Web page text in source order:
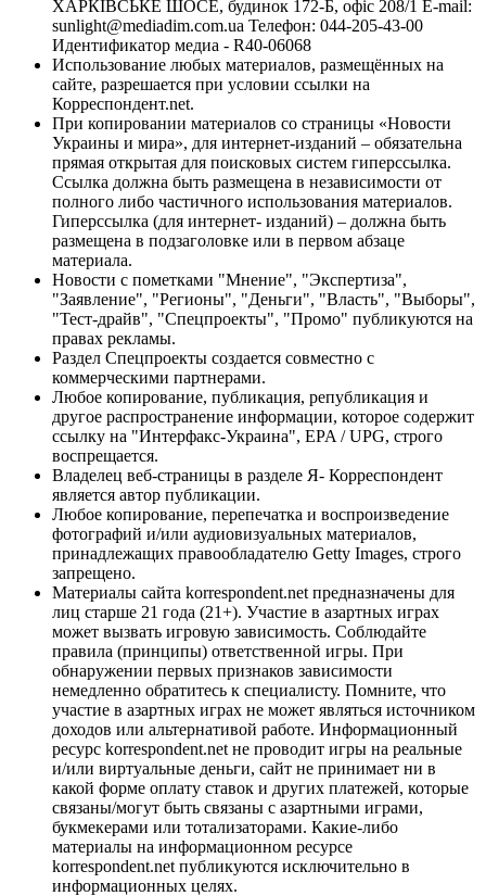
ХАРКІВСЬКЕ ШОСЕ, будинок 172-Б, офіс 208/1 E-mail:
sunlight@mediadim.com.ua Телефон: 044-205-43-00
Идентификатор медиа - R40-06068
Использование любых материалов, размещённых на
сайте, разрешается при условии ссылки на
Корреспондент.net.
При копировании материалов со страницы «Новости
Украины и мира», для интернет-изданий – обязательна
прямая открытая для поисковых систем гиперссылка.
Ссылка должна быть размещена в независимости от
полного либо частичного использования материалов.
Гиперссылка (для интернет- изданий) – должна быть
размещена в подзаголовке или в первом абзаце
материала.
Новости с пометками "Мнение", "Экспертиза",
"Заявление", "Регионы", "Деньги", "Власть", "Выборы",
"Тест-драйв", "Спецпроекты", "Промо" публикуются на
правах рекламы.
Раздел Спецпроекты создается совместно с
коммерческими партнерами.
Любое копирование, публикация, републикация и
другое распространение информации, которое содержит
ссылку на "Интерфакс-Украина", EPA / UPG, строго
воспрещается.
Владелец веб-страницы в разделе Я- Корреспондент
является автор публикации.
Любое копирование, перепечатка и воспроизведение
фотографий и/или аудиовизуальных материалов,
принадлежащих правообладателю Getty Images, строго
запрещено.
Материалы сайта korrespondent.net предназначены для
лиц старше 21 года (21+). Участие в азартных играх
может вызвать игровую зависимость. Соблюдайте
правила (принципы) ответственной игры. При
обнаружении первых признаков зависимости
немедленно обратитесь к специалисту. Помните, что
участие в азартных играх не может являться источником
доходов или альтернативой работе. Информационный
ресурс korrespondent.net не проводит игры на реальные
и/или виртуальные деньги, сайт не принимает ни в
какой форме оплату ставок и других платежей, которые
связаны/могут быть связаны с азартными играми,
букмекерами или тотализаторами. Какие-либо
материалы на информационном ресурсе
korrespondent.net публикуются исключительно в
информационных целях.